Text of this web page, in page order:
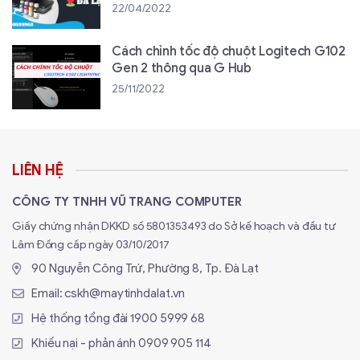
22/04/2022
Cách chỉnh tốc độ chuột Logitech G102
Gen 2 thông qua G Hub
25/11/2022
LIÊN HỆ
CÔNG TY TNHH VŨ TRANG COMPUTER
Giấy chứng nhận DKKD số 5801353493 do Sở kế hoạch và đầu tư
Lâm Đồng cấp ngày 03/10/2017
90 Nguyễn Công Trứ, Phường 8, Tp. Đà Lạt
Email:cskh@maytinhdalat.vn
Hệ thống tổng đài1900 5999 68
Khiếu nại - phản ánh 0909 905 114